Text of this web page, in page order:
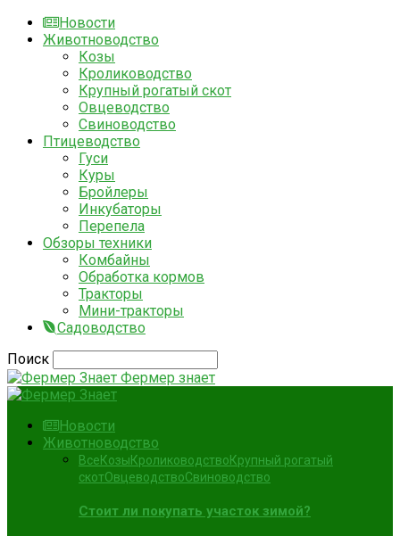
Новости
Животноводство
Козы
Кролиководство
Крупный рогатый скот
Овцеводство
Свиноводство
Птицеводство
Гуси
Куры
Бройлеры
Инкубаторы
Перепела
Обзоры техники
Комбайны
Обработка кормов
Тракторы
Мини-тракторы
Садоводство
Поиск
Фермер знает
Новости
Животноводство
ВсеКозыКролиководствоКрупный рогатый
скотОвцеводствоСвиноводство
Стоит ли покупать участок зимой?